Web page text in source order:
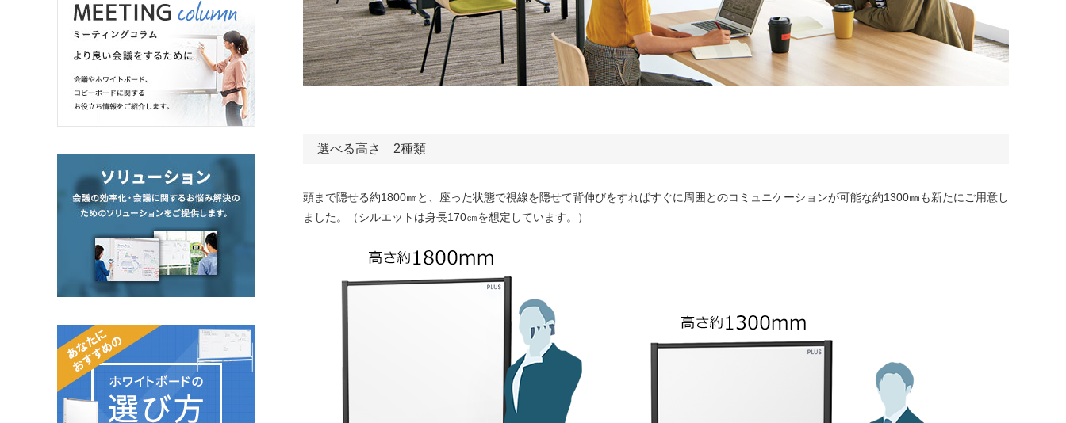
選べる高さ 2種類
頭まで隠せる約1800㎜と、座った状態で視線を隠せて背伸びをすればすぐに周囲とのコミュニケーションが可能な約1300㎜も新たにご用意し
ました。（シルエットは身長170㎝を想定しています。）